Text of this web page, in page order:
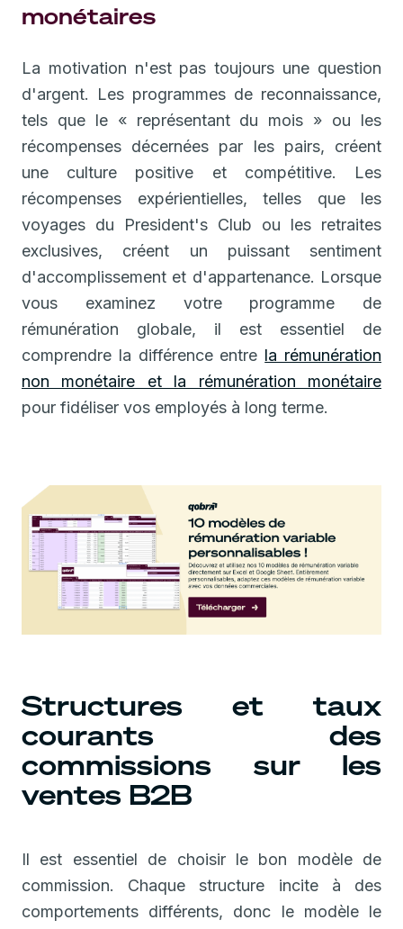
monétaires
La motivation n'est pas toujours une question
d'argent. Les programmes de reconnaissance,
tels que le « représentant du mois » ou les
récompenses décernées par les pairs, créent
une culture positive et compétitive. Les
récompenses expérientielles, telles que les
voyages du President's Club ou les retraites
exclusives, créent un puissant sentiment
d'accomplissement et d'appartenance. Lorsque
vous examinez votre programme de
rémunération globale, il est essentiel de
comprendre la différence entre la rémunération
non monétaire et la rémunération monétaire
pour fidéliser vos employés à long terme.
Structures et taux
courants des
commissions sur les
ventes B2B
Il est essentiel de choisir le bon modèle de
commission. Chaque structure incite à des
comportements différents, donc le modèle le